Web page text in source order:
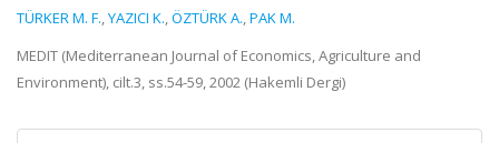
TÜRKER M. F.,YAZICI K.,ÖZTÜRK A.,PAK M.
MEDIT (Mediterranean Journal of Economics, Agriculture and
Environment), cilt.3, ss.54-59, 2002 (Hakemli Dergi)